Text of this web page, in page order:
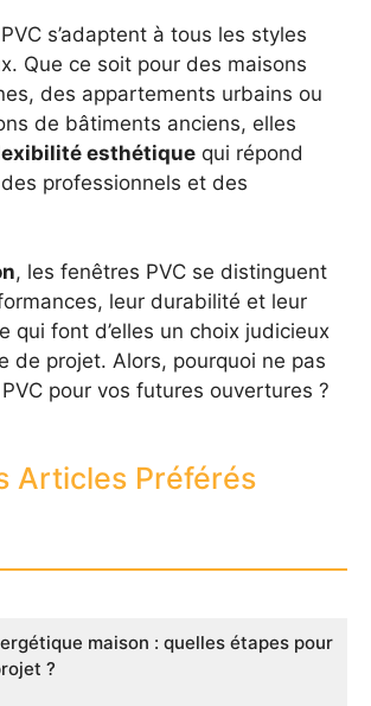
s’adaptent à tous les styles
Que ce soit pour des maisons
des appartements urbains ou
de bâtiments anciens, elles
esthétique qui répond
professionnels et des
, les fenêtres PVC se distinguent
leur durabilité et leur
qui font d’elles un choix judicieux
de projet. Alors, pourquoi ne pas
pour vos futures ouvertures ?
Articles Préférés
maison : quelles étapes pour
?